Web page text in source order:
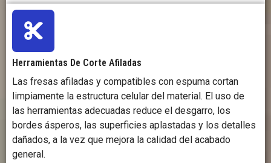
Herramientas De Corte Afiladas
Las fresas afiladas y compatibles con espuma cortan
limpiamente la estructura celular del material. El uso de
las herramientas adecuadas reduce el desgarro, los
bordes ásperos, las superficies aplastadas y los detalles
dañados, a la vez que mejora la calidad del acabado
general.